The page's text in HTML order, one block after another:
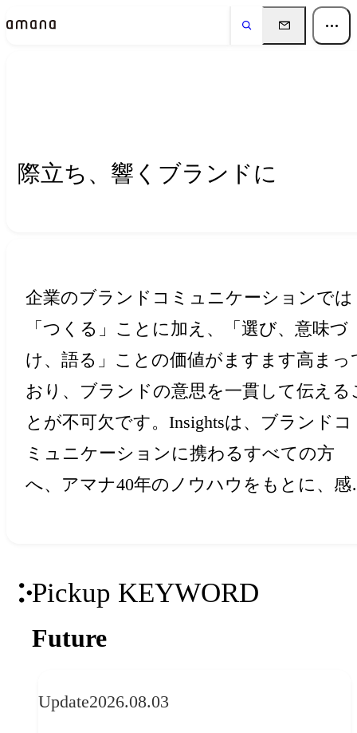
Insightsインサイト
際立ち、響くブランドに
企業のブランドコミュニケーションでは
「つくる」ことに加え、「選び、意味づ
け、語る」ことの価値がますます高まっ
おり、ブランドの意思を一貫して伝える
とが不可欠です。Insightsは、ブランドコ
ミュニケーションに携わるすべての方
へ、アマナ40年のノウハウをもとに、感
Pickup KEYWORD
Future
Update2026.08.03